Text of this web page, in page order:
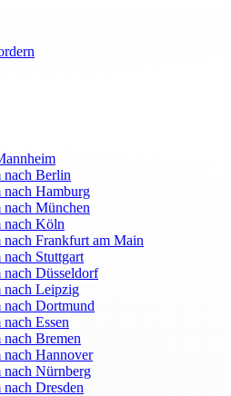
Berlin
Hamburg
München
nach Köln
Frankfurt am Main
Stuttgart
Düsseldorf
nach Leipzig
Dortmund
Essen
Bremen
Hannover
Nürnberg
Dresden